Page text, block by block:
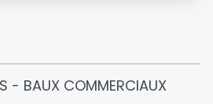
- BAUX COMMERCIAUX